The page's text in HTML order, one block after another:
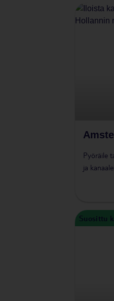
Pyöräile
ja
Suosittu